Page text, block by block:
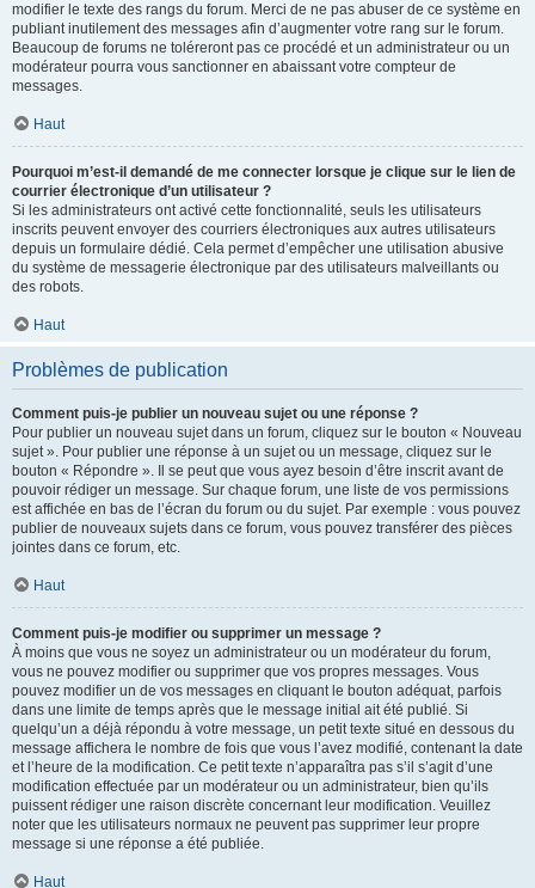
modifier le texte des rangs du forum. Merci de ne pas abuser de ce système en
publiant inutilement des messages afin d’augmenter votre rang sur le forum.
Beaucoup de forums ne toléreront pas ce procédé et un administrateur ou un
modérateur pourra vous sanctionner en abaissant votre compteur de
messages.
Haut
Pourquoi m’est-il demandé de me connecter lorsque je clique sur le lien de
courrier électronique d’un utilisateur ?
Si les administrateurs ont activé cette fonctionnalité, seuls les utilisateurs
inscrits peuvent envoyer des courriers électroniques aux autres utilisateurs
depuis un formulaire dédié. Cela permet d’empêcher une utilisation abusive
du système de messagerie électronique par des utilisateurs malveillants ou
des robots.
Haut
Problèmes de publication
Comment puis-je publier un nouveau sujet ou une réponse ?
Pour publier un nouveau sujet dans un forum, cliquez sur le bouton « Nouveau
sujet ». Pour publier une réponse à un sujet ou un message, cliquez sur le
bouton « Répondre ». Il se peut que vous ayez besoin d’être inscrit avant de
pouvoir rédiger un message. Sur chaque forum, une liste de vos permissions
est affichée en bas de l’écran du forum ou du sujet. Par exemple : vous pouvez
publier de nouveaux sujets dans ce forum, vous pouvez transférer des pièces
jointes dans ce forum, etc.
Haut
Comment puis-je modifier ou supprimer un message ?
À moins que vous ne soyez un administrateur ou un modérateur du forum,
vous ne pouvez modifier ou supprimer que vos propres messages. Vous
pouvez modifier un de vos messages en cliquant le bouton adéquat, parfois
dans une limite de temps après que le message initial ait été publié. Si
quelqu’un a déjà répondu à votre message, un petit texte situé en dessous du
message affichera le nombre de fois que vous l’avez modifié, contenant la date
et l’heure de la modification. Ce petit texte n’apparaîtra pas s’il s’agit d’une
modification effectuée par un modérateur ou un administrateur, bien qu’ils
puissent rédiger une raison discrète concernant leur modification. Veuillez
noter que les utilisateurs normaux ne peuvent pas supprimer leur propre
message si une réponse a été publiée.
Haut